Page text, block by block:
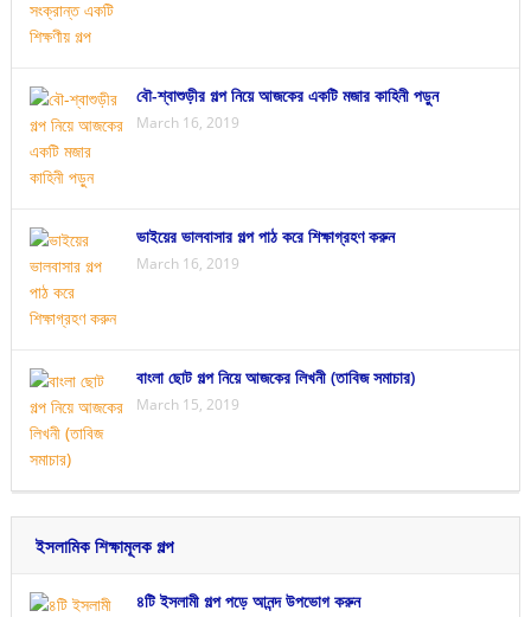
বৌ-শ্বাশুড়ীর গল্প নিয়ে আজকের একটি মজার কাহিনী পড়ুন
March 16, 2019
ভাইয়ের ভালবাসার গল্প পাঠ করে শিক্ষাগ্রহণ করুন
March 16, 2019
বাংলা ছোট গল্প নিয়ে আজকের লিখনী (তাবিজ সমাচার)
March 15, 2019
ইসলামিক শিক্ষামূলক গল্প
৪টি ইসলামী গল্প পড়ে আনন্দ উপভোগ করুন